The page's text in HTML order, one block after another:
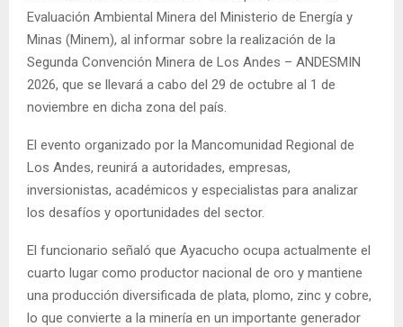
Evaluación Ambiental Minera del Ministerio de Energía y
Minas (Minem), al informar sobre la realización de la
Segunda Convención Minera de Los Andes – ANDESMIN
2026, que se llevará a cabo del 29 de octubre al 1 de
noviembre en dicha zona del país.
El evento organizado por la Mancomunidad Regional de
Los Andes, reunirá a autoridades, empresas,
inversionistas, académicos y especialistas para analizar
los desafíos y oportunidades del sector.
El funcionario señaló que Ayacucho ocupa actualmente el
cuarto lugar como productor nacional de oro y mantiene
una producción diversificada de plata, plomo, zinc y cobre,
lo que convierte a la minería en un importante generador